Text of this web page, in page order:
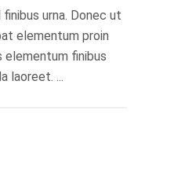
finibus urna. Donec ut
elementum proin
elementum finibus
laoreet. ...